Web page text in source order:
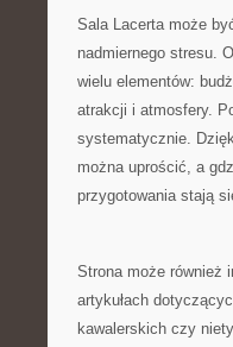
Sala Lacerta może
nadmiernego stresu.
wielu elementów:
atrakcji i atmosfery.
systematycznie.
można uprościć, a
przygotowania stają
Strona może również
artykułach
kawalerskich czy